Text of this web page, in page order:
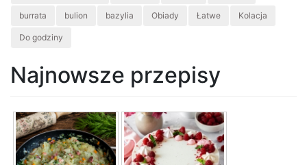
burrata bulion bazylia Obiady Łatwe Kolacja
Do godziny
Najnowsze przepisy